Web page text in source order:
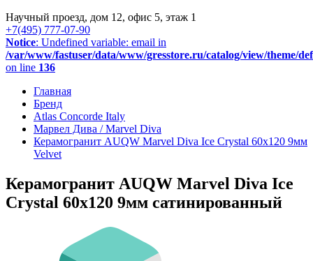
Научный проезд, дом 12, офис 5, этаж 1
+7(495) 777-07-90
Notice: Undefined variable: email in
/var/www/fastuser/data/www/gresstore.ru/catalog/view/theme/
on line 136
Главная
Бренд
Atlas Concorde Italy
Марвел Дива / Marvel Diva
Керамогранит AUQW Marvel Diva Ice Crystal 60x120 9мм
Velvet
Керамогранит AUQW Marvel Diva Ice
Crystal 60x120 9мм сатинированный